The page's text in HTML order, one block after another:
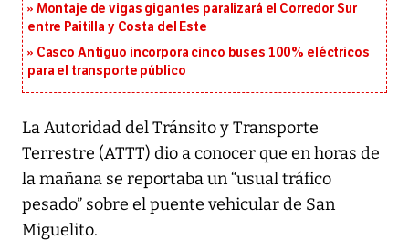
Montaje de vigas gigantes paralizará el Corredor Sur
entre Paitilla y Costa del Este
Casco Antiguo incorpora cinco buses 100% eléctricos
para el transporte público
La Autoridad del Tránsito y Transporte
Terrestre (ATTT) dio a conocer que en horas de
la mañana se reportaba un “usual tráfico
pesado” sobre el puente vehicular de San
Miguelito.